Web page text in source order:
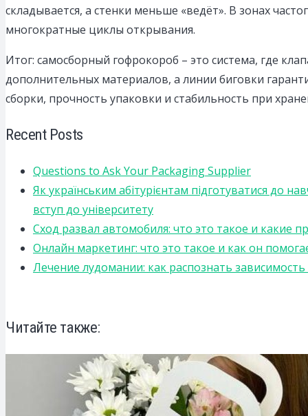
складывается, а стенки меньше «ведёт». В зонах
многократные циклы открывания.
Итог: самосборный гофрокороб – это система, где
дополнительных материалов, а линии биговки
сборки, прочность упаковки и стабильность при
Recent Posts
Questions to Ask Your Packaging Supplier
Як українським абітурієнтам підготуватися до
вступ до університету
Сход развал автомобиля: что это такое и какие
Онлайн маркетинг: что это такое и как он
Лечение лудомании: как распознать
Читайте также: